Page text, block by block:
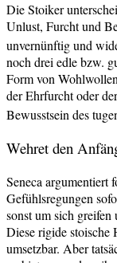
Die Stoiker
Unlust, Furcht und
unvernünftig und
noch drei edle bzw.
Form von
der Ehrfurcht oder
Bewusstsein des
Wehret den
Seneca argumentiert
Gefühlsregungen
sonst um sich
Diese rigide stoische
umsetzbar. Aber